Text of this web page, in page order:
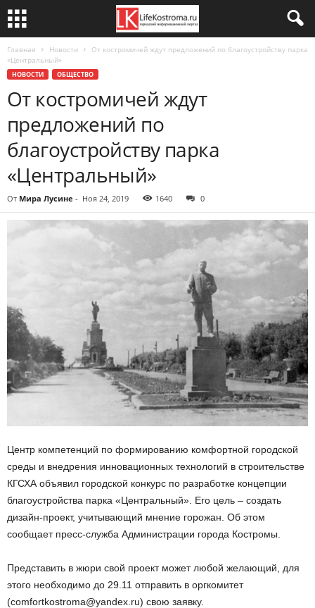
Главная Новости
От костромичей ждут предложений по благоустройству парка
«Центральный»
НОВОСТИ ОБЩЕСТВО
От костромичей ждут
предложений по
благоустройству парка
«Центральный»
От Мира Лусине - Ноя 24, 2019 1640 0
Центр компетенций по формированию комфортной городской
среды и внедрения инновационных технологий в строительстве
КГСХА объявил городской конкурс по разработке концепции
благоустройства парка «Центральный». Его цель – создать
дизайн-проект, учитывающий мнение горожан. Об этом
сообщает пресс-служба Администрации города Костромы.
Представить в жюри свой проект может любой желающий, для
этого необходимо до 29.11 отправить в оргкомитет
(comfortkostroma@yandex.ru) свою заявку.